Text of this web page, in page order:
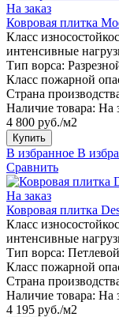
На заказ
Ковровая плитка
Класс
интенсивные
Тип ворса:
Класс пожарной
Страна
Наличие товара: На
4 800 руб./м2
Купить
В избранное В
Сравнить
На заказ
Ковровая плитка
Класс
интенсивные
Тип ворса: Петлевой
Класс пожарной
Страна
Наличие товара: На
4 195 руб./м2